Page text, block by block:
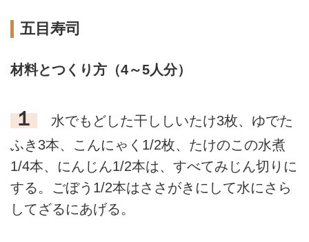
五目寿司
材料とつくり方（4～5人分）
１
水でもどした干ししいたけ3枚、ゆでた
ふき3本、こんにゃく1/2枚、たけのこの水煮
1/4本、にんじん1/2本は、すべてみじん切りに
する。ごぼう1/2本はささがきにして水にさら
してざるにあげる。